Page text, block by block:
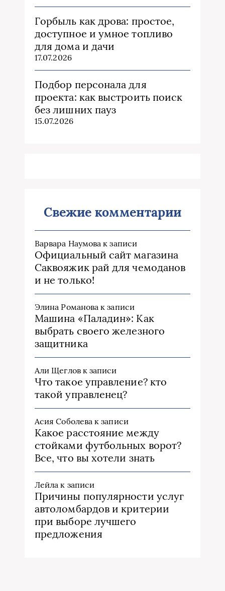
Горбыль как дрова: простое,
доступное и умное топливо
для дома и дачи
17.07.2026
Подбор персонала для
проекта: как выстроить поиск
без лишних пауз
15.07.2026
Свежие комментарии
Варвара Наумова к записи
Официальный сайт магазина
Саквояжик рай для чемоданов
и не только!
Элина Романова к записи
Машина «Паладин»: Как
выбрать своего железного
защитника
Али Щегловк записи
Что такое управление? кто
такой управленец?
Асия Соболева к записи
Какое расстояние между
стойками футбольных ворот?
Все, что вы хотели знать
Лейла к записи
Причины популярности услуг
автоломбардов и критерии
при выборе лучшего
предложения